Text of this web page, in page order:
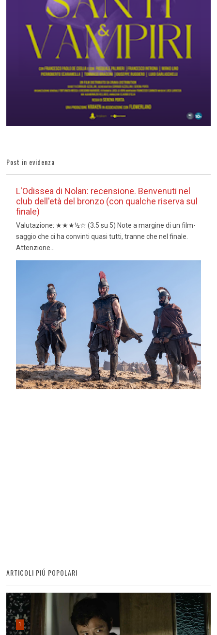
Post in evidenza
L'Odissea di Nolan: recensione. Benvenuti nel
club dell'età del bronzo (con qualche riserva sul
finale)
Valutazione: ★★★½☆ (3.5 su 5) Note a margine di un film-
saggio che ci ha convinti quasi tutti, tranne che nel finale.
Attenzione...
ARTICOLI PIÚ POPOLARI
1